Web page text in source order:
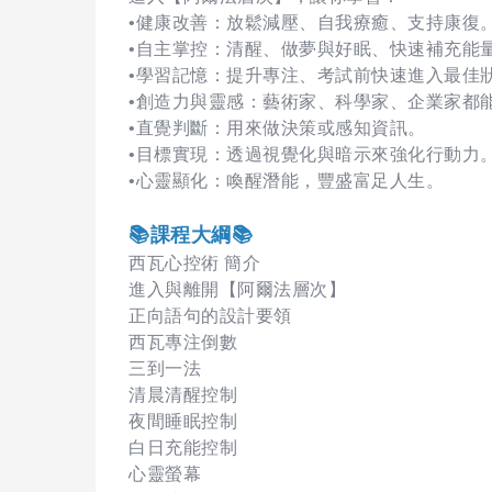
•健康改善：放鬆減壓、自我療癒、支持康復。
•自主掌控：清醒、做夢與好眠、快速補充能
•學習記憶：提升專注、考試前快速進入最佳
•創造力與靈感：藝術家、科學家、企業家都
•直覺判斷：用來做決策或感知資訊。
•目標實現：透過視覺化與暗示來強化行動力。
•心靈顯化：喚醒潛能，豐盛富足人生。
📚課程大綱📚
西瓦心控術 簡介
進入與離開【阿爾法層次】
正向語句的設計要領
西瓦專注倒數
三到一法
清晨清醒控制
夜間睡眠控制
白日充能控制
心靈螢幕